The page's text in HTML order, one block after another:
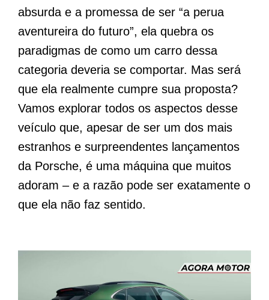
absurda e a promessa de ser “a perua
aventureira do futuro”, ela quebra os
paradigmas de como um carro dessa
categoria deveria se comportar. Mas será
que ela realmente cumpre sua proposta?
Vamos explorar todos os aspectos desse
veículo que, apesar de ser um dos mais
estranhos e surpreendentes lançamentos
da Porsche, é uma máquina que muitos
adoram – e a razão pode ser exatamente o
que ela não faz sentido.